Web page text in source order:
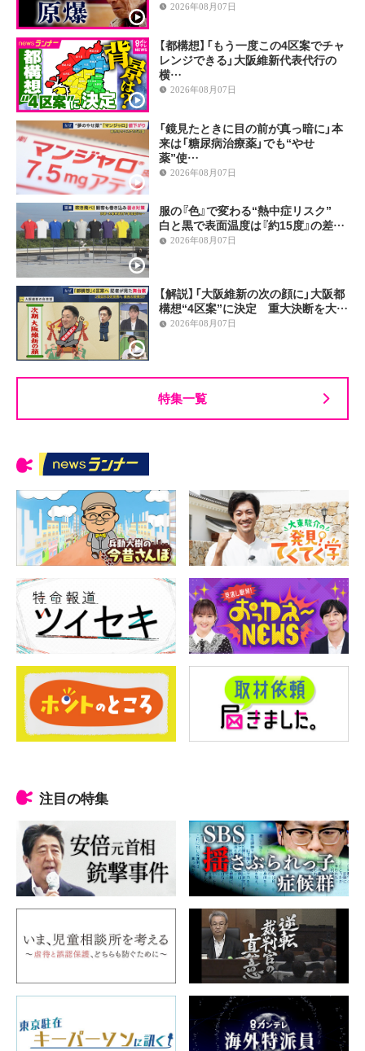
2026年08月07日
【都構想】「もう一度この4区案でチャ
レンジできる」大阪維新代表代行の
横…
2026年08月07日
「鏡見たときに目の前が真っ暗に」本
来は「糖尿病治療薬」でも“やせ
薬”使…
2026年08月07日
服の『色』で変わる“熱中症リスク”
白と黒で表面温度は『約15度』の差…
2026年08月07日
【解説】「大阪維新の次の顔に」大阪都
構想“4区案”に決定 重大決断を大…
2026年08月07日
特集一覧
注目の特集